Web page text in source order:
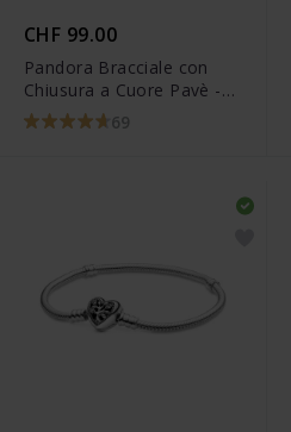
CHF 99.00
Pandora Bracciale con
Chiusura a Cuore Pavè -
590727CZ 69